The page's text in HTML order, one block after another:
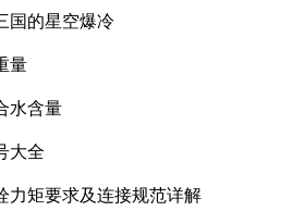
国的星空爆冷
量
水含量
大全
力矩要求及连接规范详解